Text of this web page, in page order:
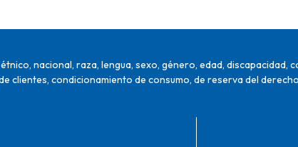
nacional, raza, lengua, sexo, género, edad, discapacidad,
clientes, condicionamiento de consumo, de reserva del